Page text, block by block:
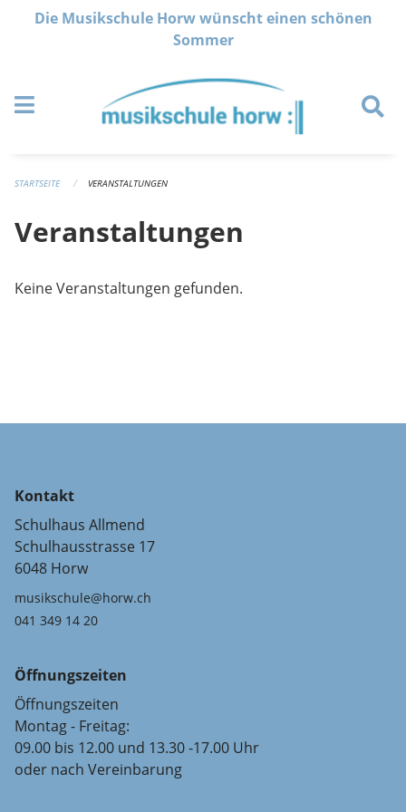
Navigation überspringen
Die Musikschule Horw wünscht einen schönen
Sommer
STARTSEITE VERANSTALTUNGEN
Veranstaltungen
Keine Veranstaltungen gefunden.
Kontakt
Schulhaus Allmend
Schulhausstrasse 17
6048 Horw
musikschule@horw.ch
041 349 14 20
Öffnungszeiten
Öffnungszeiten
Montag - Freitag:
09.00 bis 12.00 und 13.30 -17.00 Uhr
oder nach Vereinbarung